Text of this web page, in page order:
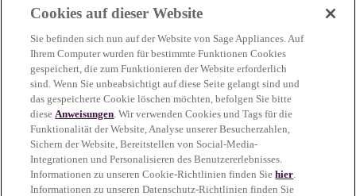
more information)
Cookies auf dieser Website
Sie befinden sich nun auf der Website von Sage Appliances. Auf
Ihrem Computer wurden für bestimmte Funktionen Cookies
gespeichert, die zum Funktionieren der Website erforderlich
sind. Wenn Sie unbeabsichtigt auf diese Seite gelangt sind und
das gespeicherte Cookie löschen möchten, befolgen Sie bitte
dieseAnweisungen. Wir verwenden Cookies und Tags für die
Funktionalität der Website, Analyse unserer Besucherzahlen,
Sichern der Website, Bereitstellen von Social-Media-
Integrationen und Personalisieren des Benutzererlebnisses.
Informationen zu unseren Cookie-Richtlinien finden Siehier.
Informationen zu unseren Datenschutz-Richtlinien finden Sie